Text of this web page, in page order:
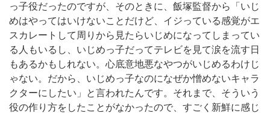
っ子役だったのですが、そのときに、飯塚監督から「いじ
めはやってはいけないことだけど、イジっている感覚がエ
スカレートして周りから見たらいじめになってしまってい
る人もいるし、いじめっ子だってテレビを見て涙を流す日
もあるかもしれない。心底意地悪なやつがいじめるわけじ
ゃない。だから、いじめっ子なのになぜか憎めないキャラ
クターにしたい」と言われたんです。それまで、そういう
役の作り方をしたことがなかったので、すごく新鮮に感じ